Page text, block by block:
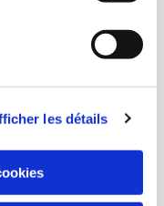
les détails
ne peut être
car toutes les